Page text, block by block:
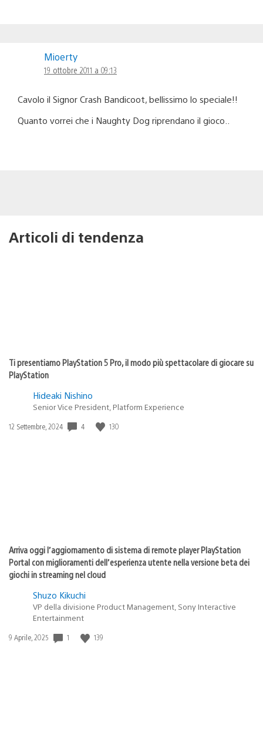
Mioerty
19 ottobre 2011 a 09:13
Cavolo il Signor Crash Bandicoot, bellissimo lo speciale!!
Quanto vorrei che i Naughty Dog riprendano il gioco..
Articoli di tendenza
Ti presentiamo PlayStation 5 Pro, il modo più spettacolare di giocare su
PlayStation
Hideaki Nishino
Senior Vice President, Platform Experience
Data
12 Settembre, 2024 4 130
Arriva oggi l’aggiornamento di sistema di remote player PlayStation
Portal con miglioramenti dell’esperienza utente nella versione beta dei
giochi in streaming nel cloud
Shuzo Kikuchi
VP della divisione Product Management, Sony Interactive
Entertainment
Data
9 Aprile, 2025 1 139